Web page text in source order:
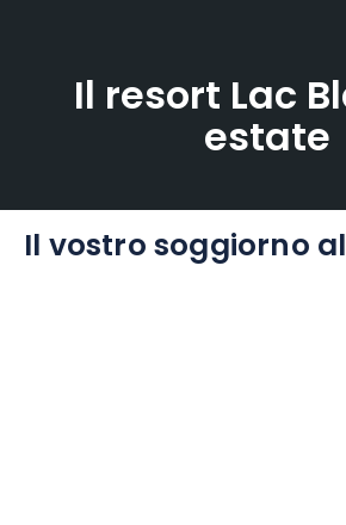
Il resort Lac
estate
Il vostro soggiorno